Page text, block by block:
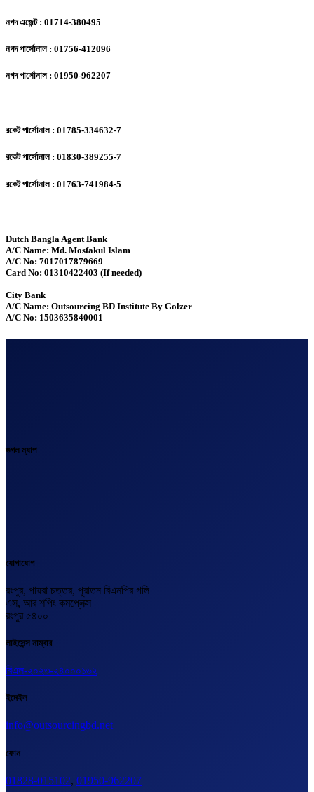
নগদ এজেন্ট : 01714-380495
নগদ পার্সোনাল : 01756-412096
নগদ পার্সোনাল : 01950-962207
রকেট পার্সোনাল : 01785-334632-7
রকেট পার্সোনাল : 01830-389255-7
রকেট পার্সোনাল : 01763-741984-5
Dutch Bangla Agent Bank
A/C Name: Md. Mosfakul Islam
A/C No: 7017017879669
Card No: 01310422403 (If needed)
City Bank
A/C Name: Outsourcing BD Institute By Golzer
A/C No: 1503635840001
গুগল ম্যাপ
যোগাযোগ
রংপুর, পায়রা চত্তর, পুরাতন বিএনপির গলি
এস, আর শপিং কমপ্লেক্স
রংপুর ৫৪০০
লাইসেন্স নাম্বার
বিএল-২০২৩-২৪০০০১৬২
ইমেইল
info@outsourcingbd.net
ফোন
01828-015102, 01950-962207